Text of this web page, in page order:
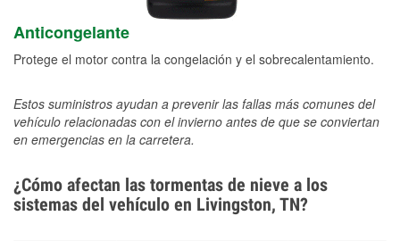
Anticongelante
Protege el motor contra la congelación y el sobrecalentamiento.
Estos suministros ayudan a prevenir las fallas más comunes del
vehículo relacionadas con el invierno antes de que se conviertan
en emergencias en la carretera.
¿Cómo afectan las tormentas de nieve a los
sistemas del vehículo en Livingston, TN?